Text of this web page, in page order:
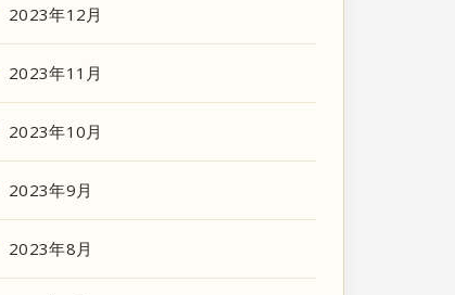
2023年12月
2023年11月
2023年10月
2023年9月
2023年8月